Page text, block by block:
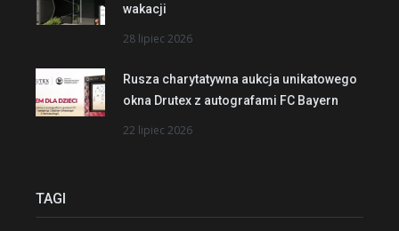
wakacji
28 lipiec 2026
Rusza charytatywna aukcja unikatowego
okna Drutex z autografami FC Bayern
22 lipiec 2026
TAGI